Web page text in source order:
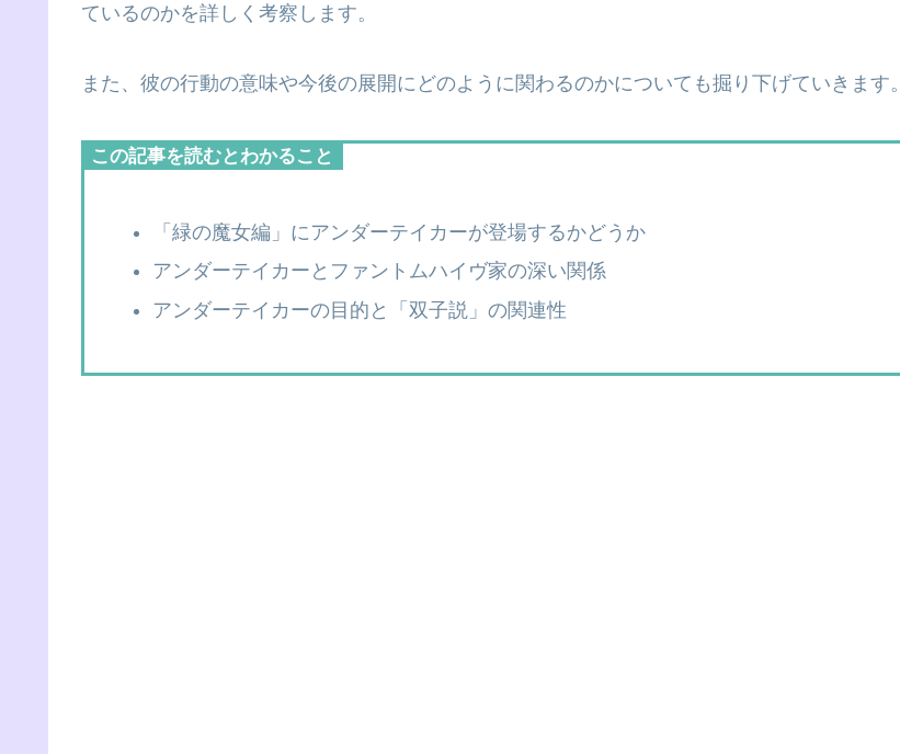
ているのかを詳しく考察します。
また、彼の行動の意味や今後の展開にどのように関わるのかについても掘り下げていきます。
この記事を読むとわかること
「緑の魔女編」にアンダーテイカーが登場するかどうか
アンダーテイカーとファントムハイヴ家の深い関係
アンダーテイカーの目的と「双子説」の関連性